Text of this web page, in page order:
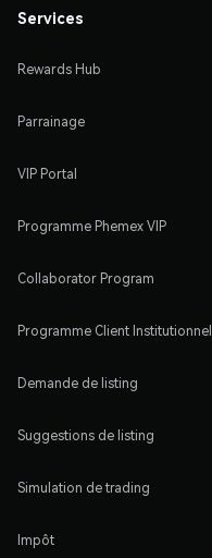
Services
Rewards Hub
Parrainage
VIP Portal
Programme Phemex VIP
Collaborator Program
Programme Client Institutionnel
Demande de listing
Suggestions de listing
Simulation de trading
Impôt